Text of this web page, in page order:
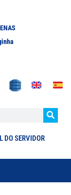
DO SERVIDOR